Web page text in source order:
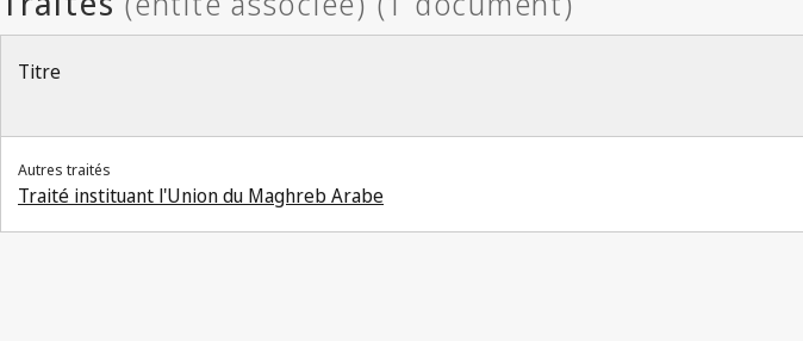
Titre
Autres traités
Traité instituant l'Union du Maghreb Arabe